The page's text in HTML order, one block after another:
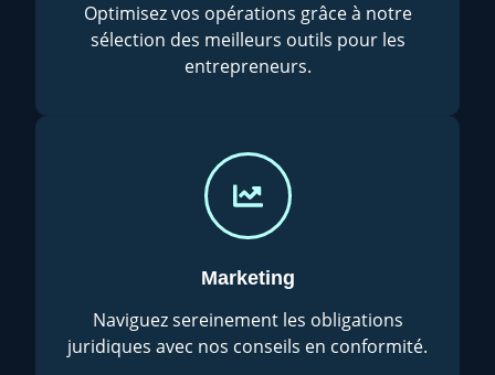
Optimisez vos opérations grâce à notre
sélection des meilleurs outils pour les
entrepreneurs.
Marketing
Naviguez sereinement les obligations
juridiques avec nos conseils en conformité.